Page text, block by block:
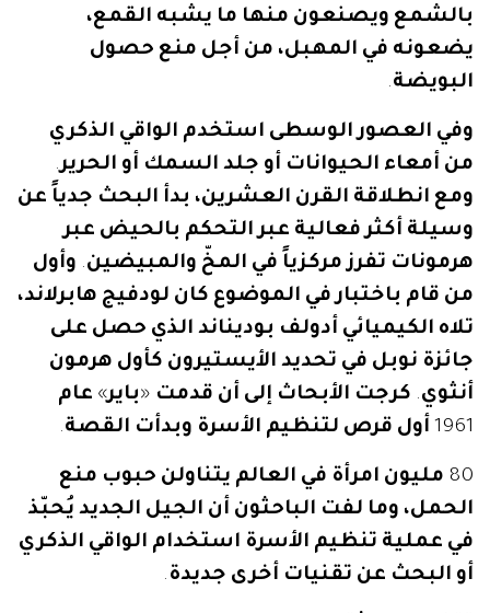
بالشمع ويصنعون منها ما يشبه القمع،
يضعونه في المهبل، من أجل منع حصول
البويضة.
وفي العصور الوسطى استخدم الواقي الذكري
من أمعاء الحيوانات أو جلد السمك أو الحرير.
ومع انطلاقة القرن العشرين، بدأ البحث جدياً عن
وسيلة أكثر فعالية عبر التحكم بالحيض عبر
هرمونات تفرز مركزياً في المخّ والمبيضين. وأول
من قام باختبار في الموضوع كان لودفيج هابرلاند،
تلاه الكيميائي أدولف بوديناند الذي حصل على
جائزة نوبل في تحديد الأيستيرون كأول هرمون
أنثوي. كرجت الأبحاث إلى أن قدمت «باير» عام
1961 أول قرص لتنظيم الأسرة وبدأت القصة.
80 مليون امرأة في العالم يتناولن حبوب منع
الحمل، وما لفت الباحثون أن الجيل الجديد يُحبّذ
في عملية تنظيم الأسرة استخدام الواقي الذكري
أو البحث عن تقنيات أخرى جديدة .